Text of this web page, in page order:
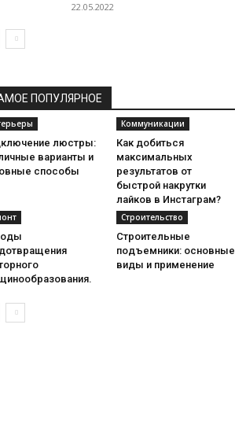
22.05.2022
ПОПУЛЯРНОЕ
люстры:
варианты и
способы
Коммуникации
Как добиться
максимальных
результатов от
быстрой накрутки
лайков в Инстаграм?
Строительство
Строительные
подъемники: основные
виды и применение